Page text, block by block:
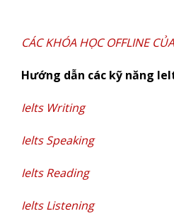
CÁC KHÓA HỌC OFFLINE
Hướng dẫn các kỹ năng
Ielts Writing
Ielts Speaking
Ielts Reading
Ielts Listening